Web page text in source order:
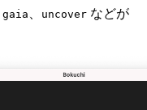
gaia uncover などが